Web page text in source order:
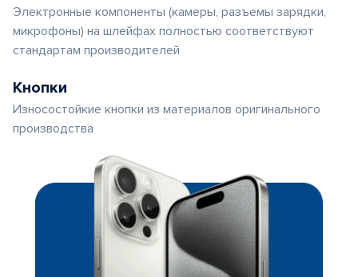
Электронные компоненты (камеры, разъемы зарядки,
микрофоны) на шлейфах полностью соответствуют
стандартам производителей
Кнопки
Износостойкие кнопки из материалов оригинального
производства